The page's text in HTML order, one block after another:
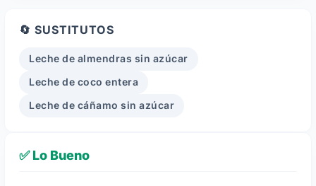
🔄 SUSTITUTOS
Leche de almendras sin azúcar
Leche de coco entera
Leche de cáñamo sin azúcar
✅ Lo Bueno